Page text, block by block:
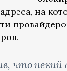
на
что